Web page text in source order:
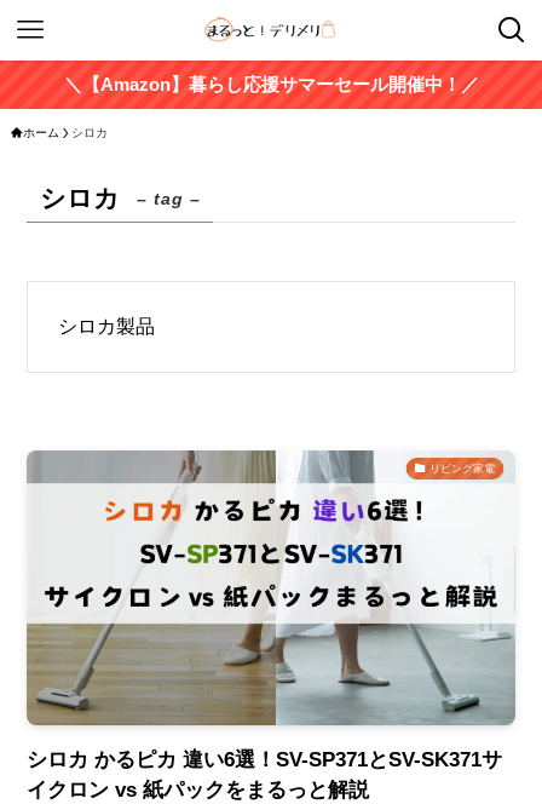
＼【Amazon】暮らし応援サマーセール開催中！／
ホーム シロカ
シロカ – tag –
シロカ製品
リビング家電
シロカ かるピカ 違い6選！SV-SP371とSV-SK371サ
イクロン vs 紙パックをまるっと解説